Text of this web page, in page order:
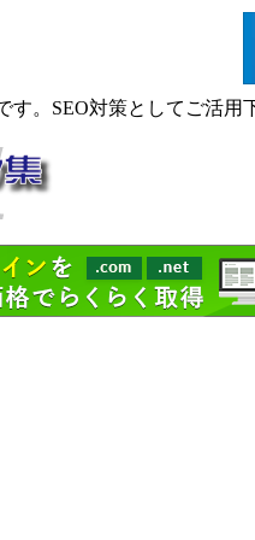
す。SEO対策としてご活用